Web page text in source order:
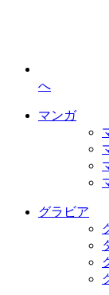
へ
マンガ
グラビア